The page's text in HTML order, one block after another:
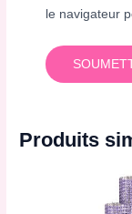
le navigateur
Produits